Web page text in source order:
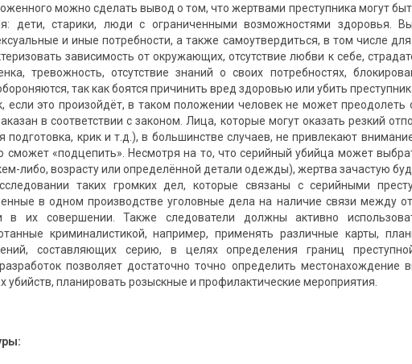
можно сделать вывод о том, что жертвами преступника могут
дети, старики, люди с ограниченными возможностями здоровья.
и иные потребности, а также самоутвердиться, в том числе
зависимость от окружающих, отсутствие любви к себе,
тревожность, отсутствие знаний о своих потребностях,
так как боятся причинить вред здоровью или убить
если это произойдёт, в таком положении человек не может
в соответствии с законом. Лица, которые могут оказать резкий
подготовка, крик и т.д.), в большинстве случаев, не привлекают
сможет «подцепить». Несмотря на то, что серийный убийца может
либо, возрасту или определённой детали одежды), жертва зачастую
таких громких дел, которые связаны с серийными
в одном производстве уголовные дела на наличие связи между
в их совершении. Также следователи должны активно
криминалистикой, например, применять различные карты,
составляющих серию, в целях определения границ
позволяет достаточно точно определить местонахождение
планировать розыскные и профилактические мероприятия.